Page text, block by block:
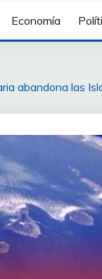
Economía
abandona las